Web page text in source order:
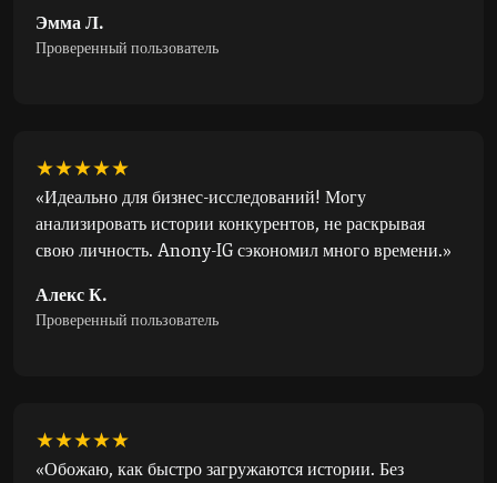
Эмма Л.
Проверенный пользователь
★★★★★
«Идеально для бизнес-исследований! Могу
анализировать истории конкурентов, не раскрывая
свою личность. Anony-IG сэкономил много времени.»
Алекс К.
Проверенный пользователь
★★★★★
«Обожаю, как быстро загружаются истории. Без